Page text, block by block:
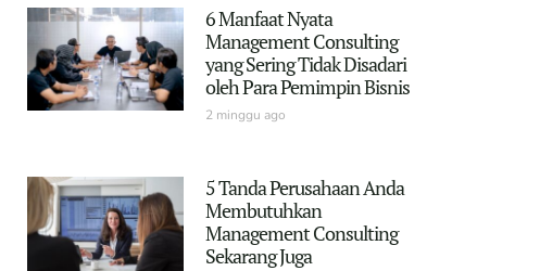
6 Manfaat Nyata
Management Consulting
yang Sering Tidak Disadari
oleh Para Pemimpin Bisnis
2 minggu ago
5 Tanda Perusahaan Anda
Membutuhkan
Management Consulting
Sekarang Juga